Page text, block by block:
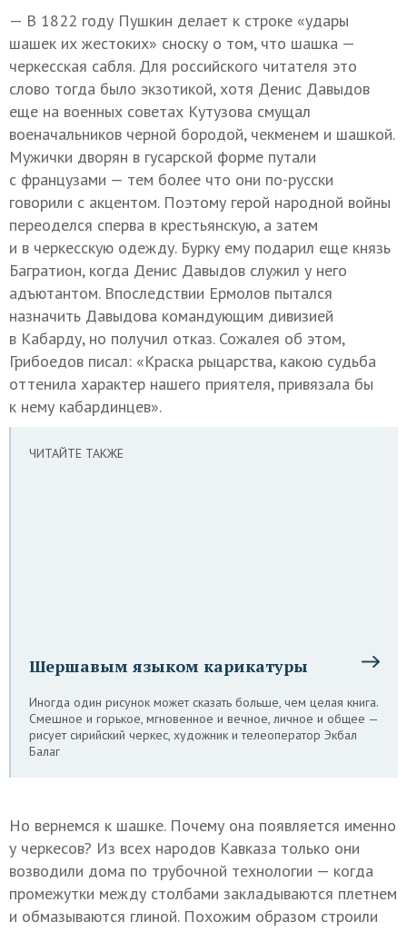
— В 1822 году Пушкин делает к строке «удары
шашек их жестоких» сноску о том, что шашка —
черкесская сабля. Для российского читателя это
слово тогда было экзотикой, хотя Денис Давыдов
еще на военных советах Кутузова смущал
военачальников черной бородой, чекменем и шашкой.
Мужички дворян в гусарской форме путали
с французами — тем более что они по-русски
говорили с акцентом. Поэтому герой народной войны
переоделся сперва в крестьянскую, а затем
и в черкесскую одежду. Бурку ему подарил еще князь
Багратион, когда Денис Давыдов служил у него
адъютантом. Впоследствии Ермолов пытался
назначить Давыдова командующим дивизией
в Кабарду, но получил отказ. Сожалея об этом,
Грибоедов писал: «Краска рыцарства, какою судьба
оттенила характер нашего приятеля, привязала бы
к нему кабардинцев».
ЧИТАЙТЕ ТАКЖЕ
Шершавым языком карикатуры
Иногда один рисунок может сказать больше, чем целая книга.
Смешное и горькое, мгновенное и вечное, личное и общее —
рисует сирийский черкес, художник и телеоператор Экбал
Балаг
Но вернемся к шашке. Почему она появляется именно
у черкесов? Из всех народов Кавказа только они
возводили дома по трубочной технологии — когда
промежутки между столбами закладываются плетнем
и обмазываются глиной. Похожим образом строили